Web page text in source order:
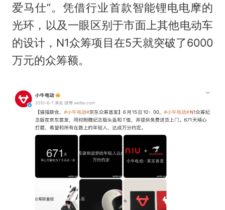
爱马仕”。凭借行业首款智能锂电电摩的
光环，以及一眼区别于市面上其他电动车
的设计，N1众筹项目在5天就突破了6000
万元的众筹额。